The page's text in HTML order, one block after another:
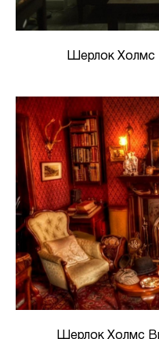
Шерлок Холмс
Шерлок Холмс